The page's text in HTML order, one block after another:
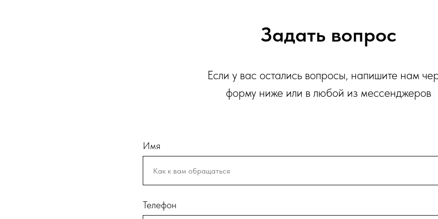
Задать вопрос
Если у вас остались вопросы, напишите нам
форму ниже или в любой из мессенджеров
Имя
Телефон